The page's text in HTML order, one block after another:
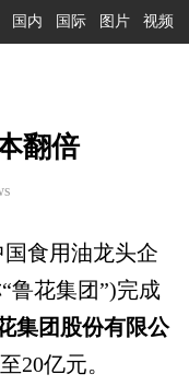
国内 国际 图片 视频
翻倍
食用油龙头企
鲁花集团”)完成
集团股份有限公
20亿元。